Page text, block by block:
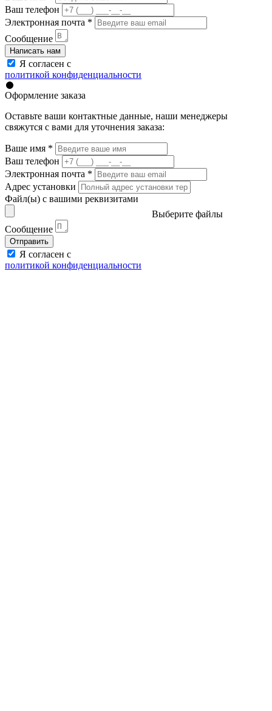
Ваш телефон
Электронная почта *
Сообщение
Написать нам
Я согласен с
политикой конфиденциальности
Оформление заказа
Оставьте ваши контактные данные, наши менеджеры
свяжутся с вами для уточнения заказа:
Ваше имя *
Ваш телефон
Электронная почта *
Адрес установки
Файл(ы) с вашими реквизитами
Выберите файлы
Сообщение
Отправить
Я согласен с
политикой конфиденциальности